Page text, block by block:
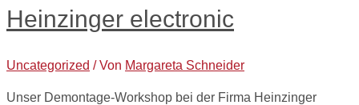
Heinzinger electronic
Uncategorized / Von Margareta Schneider
Unser Demontage-Workshop bei der Firma Heinzinger